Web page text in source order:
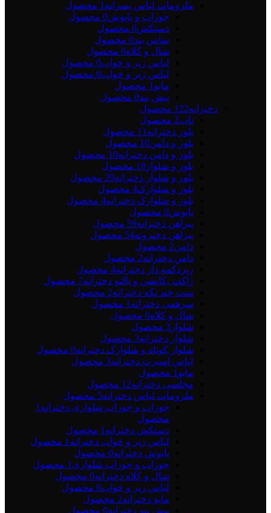
ملزومات لباس پسرانه 1 محصول
جوراب و پاپوش0 محصول
دستکش0 محصول
ساس بند0 محصول
شال و کلاه0 محصول
لباس زیر و خواب0 محصول
لباس زیر و خواب0 محصول
مایو 1 محصول
پیش بند0 محصول
دخترانه122 محصول
تاپ2 محصول
بلوز دخترانه 11 محصول
بلوز و دامن10 محصول
بلوز و دامن دخترانه10 محصول
بلوز و شلوار 19 محصول
بلوز و شلوار دخترانه20 محصول
بلوز و شلوارک4 محصول
بلوز و شلوارک دخترانه4 محصول
پاپوش0 محصول
پیراهن دخترانه59 محصول
پیراهن دخترونه54 محصول
دامن2 محصول
دامن دخترانه2 محصول
زیردکمه دار دخترانه4 محصول
ژاکت ،کاپشن و پالتو دخترانه7 محصول
ست چند تکه دخترانه2 محصول
سرهمی دخترانه 1 محصول
شال و کلاه0 محصول
شلوار 3 محصول
شلوار دخترانه3 محصول
شلوار کوتاه و شلوارک دخترانه0 محصول
لباس اسپرت دخترانه3 محصول
مایو 1 محصول
مجلسی دخترانه12 محصول
ملزومات لباس دخترانه5 محصول
جوراب و جوراب شلواری دخترانه 1
محصول
دستکش دخترانه 1 محصول
لباس زیر و خواب دخترانه 1 محصول
پاپوش دخترانه0 محصول
جوراب و جوراب شلواری 1 محصول
شال و کلاه دخترانه0 محصول
لباس زیر و خواب0 محصول
مایو دخترانه2 محصول
پیش بند دخترانه0 محصول